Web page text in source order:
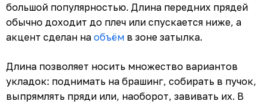
большой популярностью. Длина передних прядей
обычно доходит до плеч или спускается ниже, а
акцент сделан на объём в зоне затылка.
Длина позволяет носить множество вариантов
укладок: поднимать на брашинг, собирать в пучок,
выпрямлять пряди или, наоборот, завивать их. В